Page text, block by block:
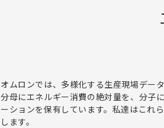
オムロンでは、多様化する生産現場デー
分母にエネルギー消費の絶対量を、分子
ーションを保有しています。私達はこれ
します。